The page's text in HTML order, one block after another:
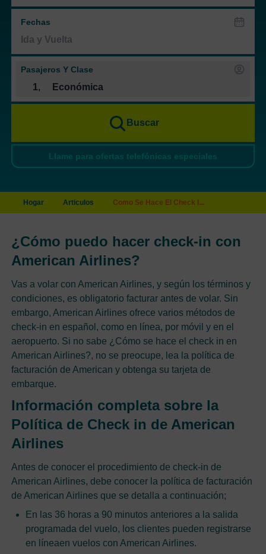
Fechas
Pasajeros Y Clase
1, Económica
Buscar
Llame para ofertas telefónicas especiales
Hogar Articulos Como Se Hace El Check I...
¿Cómo puedo hacer check-in con
American Airlines?
Vas a volar con American Airlines, y según los términos y
condiciones, es obligatorio facturar antes de volar. Sin
embargo, American Airlines ofrece varios métodos de
check-in en español, como en línea, por móvil y en el
aeropuerto. Si no sabe ¿Cómo se hace el check in en
American Airlines?, no se preocupe, lea la política de
facturación de American y obtenga su tarjeta de
embarque.
Información completa sobre la
Política de Check in de American
Airlines
Antes de conocer el procedimiento de check-in de
American Airlines, debe conocer la política de facturación
de American Airlines que se detalla a continuación;
En las 36 horas a 90 minutos anteriores a la salida
programada del vuelo, los clientes pueden registrarse
en líneaen vuelos con American Airlines.